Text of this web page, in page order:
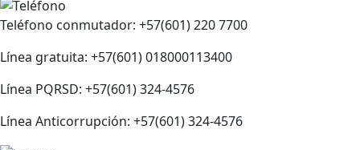
Teléfono conmutador: +57(601) 220 7700
Línea gratuita: +57(601) 018000113400
Línea PQRSD: +57(601) 324-4576
Línea Anticorrupción: +57(601) 324-4576